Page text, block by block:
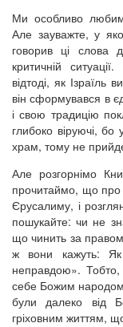
Ми особливо
Але зауважте, у
говорив ці слова
критичній
відтоді, як Ізраїль
він сформувався в
і свою традицію
глибоко віруючі,
храм, тому не
Але розгорнімо
прочитаймо, що
Єрусалиму, і
пошукайте: чи не
що чинить за
ж вони кажуть: Як
неправдою».
себе Божим
були далеко від
гріховним життям,